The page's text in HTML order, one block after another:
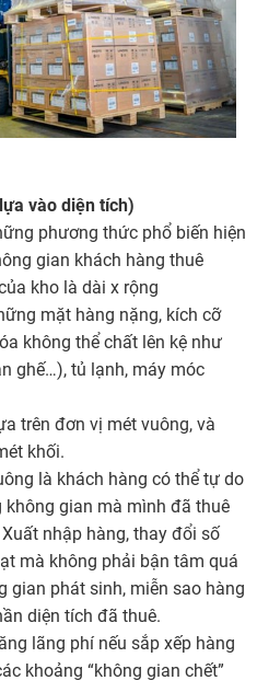
vào diện tích)
phương thức phổ biến hiện
gian khách hàng thuê
kho là dài x rộng
mặt hàng nặng, kích cỡ
không thể chất lên kệ như
ghế…), tủ lạnh, máy móc
trên đơn vị mét vuông, và
khối.
là khách hàng có thể tự do
không gian mà mình đã thuê
nhập hàng, thay đổi số
mà không phải bận tâm quá
gian phát sinh, miễn sao hàng
diện tích đã thuê.
lãng phí nếu sắp xếp hàng
khoảng “không gian chết”